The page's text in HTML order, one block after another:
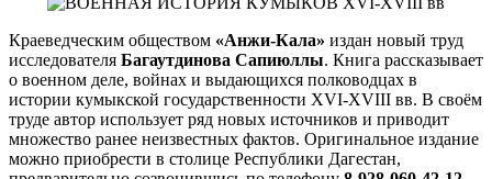
Краеведческим обществом «Анжи-Кала» издан новый труд
исследователя Багаутдинова Сапиюллы. Книга рассказывает
о военном деле, войнах и выдающихся полководцах в
истории кумыкской государственности XVI-XVIII вв. В своём
труде автор использует ряд новых источников и приводит
множество ранее неизвестных фактов. Оригинальное издание
можно приобрести в столице Республики Дагестан,